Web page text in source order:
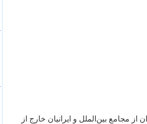
مجامع بين‌الملل و ايرانيان خارج از